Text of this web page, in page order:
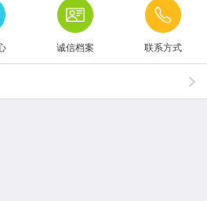
诚信档案 联系方式